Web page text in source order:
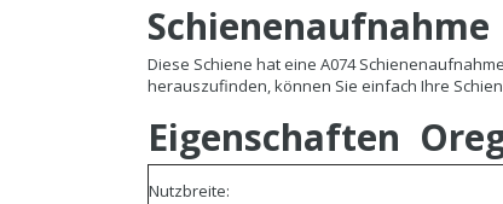
Schienenaufnahme
Diese Schiene hat eine A074
herauszufinden, können Sie einfach Ihre
Eigenschaften
Nutzbreite: